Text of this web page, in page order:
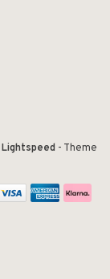
Lightspeed- Theme